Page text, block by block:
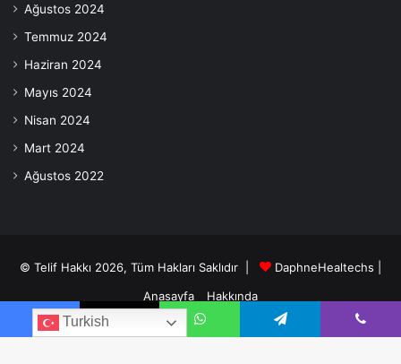
Ağustos 2024
Temmuz 2024
Haziran 2024
Mayıs 2024
Nisan 2024
Mart 2024
Ağustos 2022
© Telif Hakkı 2026, Tüm Hakları Saklıdır | DaphneHealtechs
Anasayfa
Hakkında
Turkish